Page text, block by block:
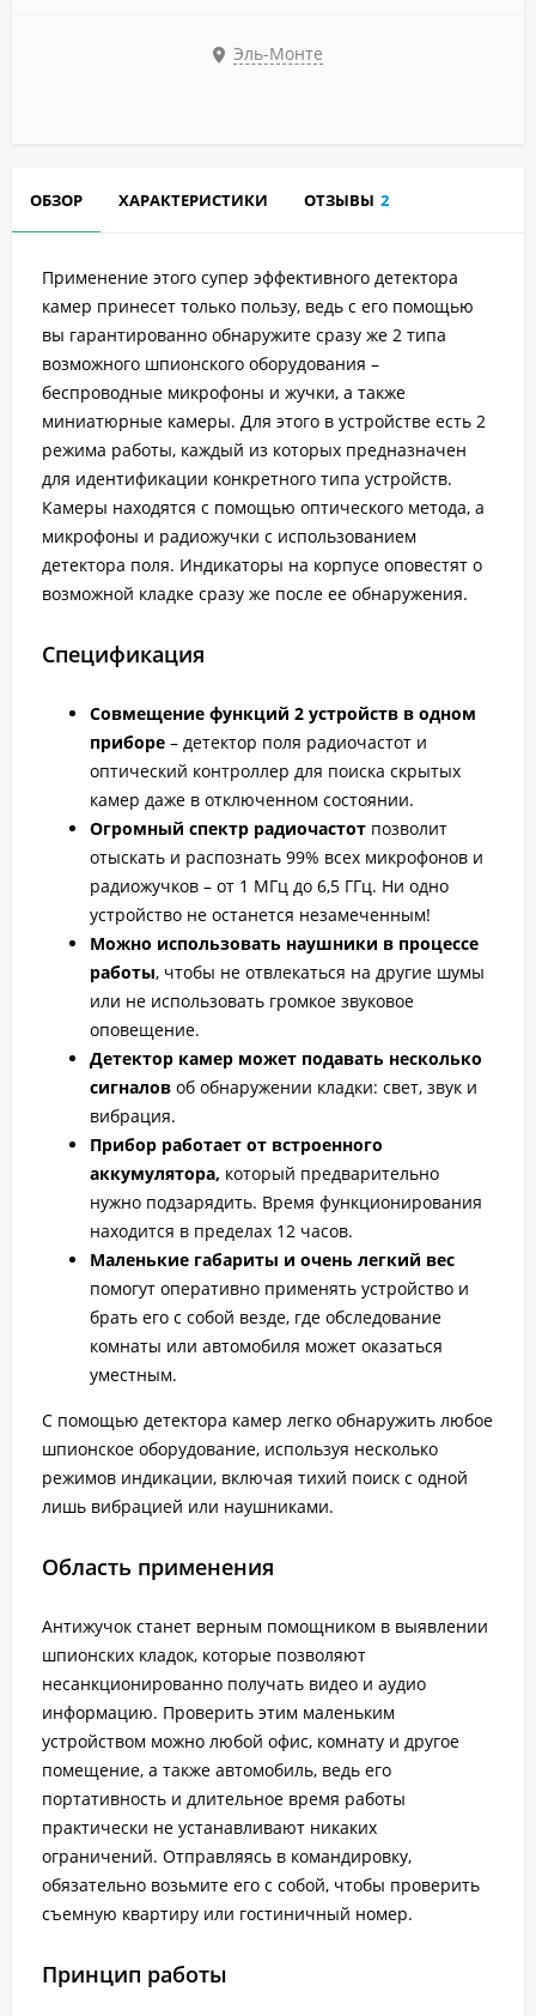
Эль-Монте
ОБЗОР ХАРАКТЕРИСТИКИ ОТЗЫВЫ 2
Применение этого супер эффективного детектора
камер принесет только пользу, ведь с его помощью
вы гарантированно обнаружите сразу же 2 типа
возможного шпионского оборудования –
беспроводные микрофоны и жучки, а также
миниатюрные камеры. Для этого в устройстве есть 2
режима работы, каждый из которых предназначен
для идентификации конкретного типа устройств.
Камеры находятся с помощью оптического метода, а
микрофоны и радиожучки с использованием
детектора поля. Индикаторы на корпусе оповестят о
возможной кладке сразу же после ее обнаружения.
Спецификация
Совмещение функций 2 устройств в одном
приборе – детектор поля радиочастот и
оптический контроллер для поиска скрытых
камер даже в отключенном состоянии.
Огромный спектр радиочастот позволит
отыскать и распознать 99% всех микрофонов и
радиожучков – от 1 МГц до 6,5 ГГц. Ни одно
устройство не останется незамеченным!
Можно использовать наушники в процессе
работы, чтобы не отвлекаться на другие шумы
или не использовать громкое звуковое
оповещение.
Детектор камер может подавать несколько
сигналов об обнаружении кладки: свет, звук и
вибрация.
Прибор работает от встроенного
аккумулятора, который предварительно
нужно подзарядить. Время функционирования
находится в пределах 12 часов.
Маленькие габариты и очень легкий вес
помогут оперативно применять устройство и
брать его с собой везде, где обследование
комнаты или автомобиля может оказаться
уместным.
С помощью детектора камер легко обнаружить любое
шпионское оборудование, используя несколько
режимов индикации, включая тихий поиск с одной
лишь вибрацией или наушниками.
Область применения
Антижучок станет верным помощником в выявлении
шпионских кладок, которые позволяют
несанкционированно получать видео и аудио
информацию. Проверить этим маленьким
устройством можно любой офис, комнату и другое
помещение, а также автомобиль, ведь его
портативность и длительное время работы
практически не устанавливают никаких
ограничений. Отправляясь в командировку,
обязательно возьмите его с собой, чтобы проверить
съемную квартиру или гостиничный номер.
Принцип работы